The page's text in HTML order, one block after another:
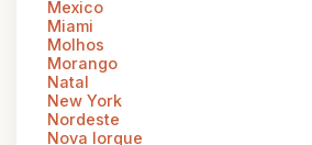
Mexico
Miami
Molhos
Morango
Natal
New York
Nordeste
Nova Iorque